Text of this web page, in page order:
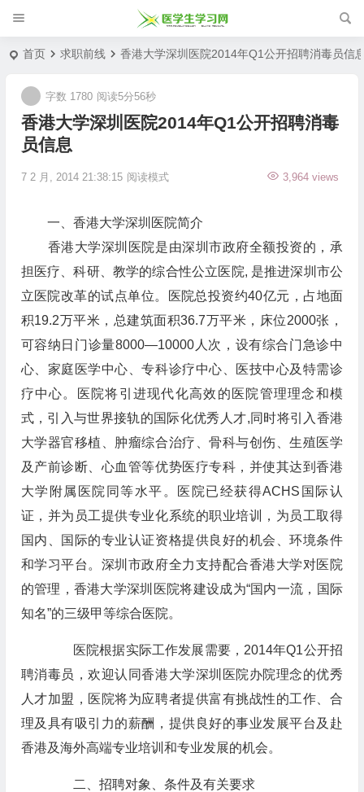
首页 求职前线 香港大学深圳医院2014年Q1公开招聘消毒员信
香港大学深圳医院2014年Q1公开招聘消毒
员信息
7 2 月, 2014 21:38:15 3,964 views
字数 1780 阅读5分56秒
阅读模式
一、香港大学深圳医院简介
香港大学深圳医院是由深圳市政府全额投资的，承
担医疗、科研、教学的综合性公立医院, 是推进深圳市公
立医院改革的试点单位。医院总投资约40亿元，占地面
积19.2万平米，总建筑面积36.7万平米，床位2000张，
可容纳日门诊量8000—10000人次，设有综合门急诊中
心、家庭医学中心、专科诊疗中心、医技中心及特需诊
疗中心。医院将引进现代化高效的医院管理理念和模
式，引入与世界接轨的国际化优秀人才,同时将引入香港
大学器官移植、肿瘤综合治疗、骨科与创伤、生殖医学
及产前诊断、心血管等优势医疗专科，并使其达到香港
大学附属医院同等水平。医院已经获得ACHS国际认
证，并为员工提供专业化系统的职业培训，为员工取得
国内、国际的专业认证资格提供良好的机会、环境条件
和学习平台。深圳市政府全力支持配合香港大学对医院
的管理，香港大学深圳医院将建设成为“国内一流，国际
知名”的三级甲等综合医院。
医院根据实际工作发展需要，2014年Q1公开招
聘消毒员，欢迎认同香港大学深圳医院办院理念的优秀
人才加盟，医院将为应聘者提供富有挑战性的工作、合
理及具有吸引力的薪酬，提供良好的事业发展平台及赴
香港及海外高端专业培训和专业发展的机会。
二、招聘对象、条件及有关要求